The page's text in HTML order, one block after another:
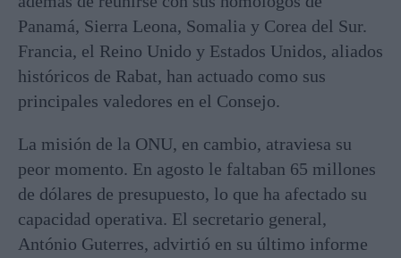
Panamá, Sierra Leona, Somalia y Corea del Sur.
Francia, el Reino Unido y Estados Unidos, aliados
históricos de Rabat, han actuado como sus
principales valedores en el Consejo.
La misión de la ONU, en cambio, atraviesa su
peor momento. En agosto le faltaban 65 millones
de dólares de presupuesto, lo que ha afectado su
capacidad operativa. El secretario general,
António Guterres, advirtió en su último informe